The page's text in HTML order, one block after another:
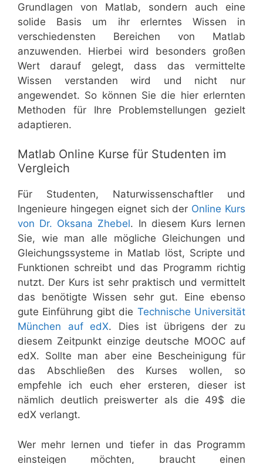
Grundlagen von Matlab, sondern auch eine
solide Basis um ihr erlerntes Wissen in
verschiedensten Bereichen von Matlab
anzuwenden. Hierbei wird besonders großen
Wert darauf gelegt, dass das vermittelte
Wissen verstanden wird und nicht nur
angewendet. So können Sie die hier erlernten
Methoden für Ihre Problemstellungen gezielt
adaptieren.
Matlab Online Kurse für Studenten im
Vergleich
Für Studenten, Naturwissenschaftler und
Ingenieure hingegen eignet sich der Online Kurs
von Dr. Oksana Zhebel. In diesem Kurs lernen
Sie, wie man alle mögliche Gleichungen und
Gleichungssysteme in Matlab löst, Scripte und
Funktionen schreibt und das Programm richtig
nutzt. Der Kurs ist sehr praktisch und vermittelt
das benötigte Wissen sehr gut. Eine ebenso
gute Einführung gibt die Technische Universität
München auf edX. Dies ist übrigens der zu
diesem Zeitpunkt einzige deutsche MOOC auf
edX. Sollte man aber eine Bescheinigung für
das Abschließen des Kurses wollen, so
empfehle ich euch eher ersteren, dieser ist
nämlich deutlich preiswerter als die 49$ die
edX verlangt.
Wer mehr lernen und tiefer in das Programm
einsteigen möchten, braucht einen